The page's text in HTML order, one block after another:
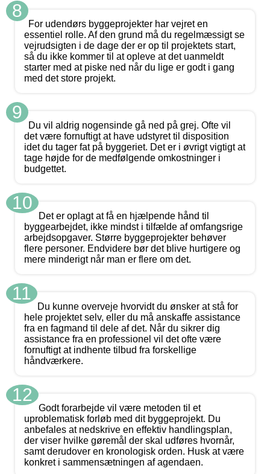
8
For udendørs byggeprojekter har vejret en
essentiel rolle. Af den grund må du regelmæssigt se
vejrudsigten i de dage der er op til projektets start,
så du ikke kommer til at opleve at det uanmeldt
starter med at piske ned når du lige er godt i gang
med det store projekt.
9
Du vil aldrig nogensinde gå ned på grej. Ofte vil
det være fornuftigt at have udstyret til disposition
idet du tager fat på byggeriet. Det er i øvrigt vigtigt at
tage højde for de medfølgende omkostninger i
budgettet.
10
Det er oplagt at få en hjælpende hånd til
byggearbejdet, ikke mindst i tilfælde af omfangsrige
arbejdsopgaver. Større byggeprojekter behøver
flere personer. Endvidere bør det blive hurtigere og
mere minderigt når man er flere om det.
11
Du kunne overveje hvorvidt du ønsker at stå for
hele projektet selv, eller du må anskaffe assistance
fra en fagmand til dele af det. Når du sikrer dig
assistance fra en professionel vil det ofte være
fornuftigt at indhente tilbud fra forskellige
håndværkere.
12
Godt forarbejde vil være metoden til et
uproblematisk forløb med dit byggeprojekt. Du
anbefales at nedskrive en effektiv handlingsplan,
der viser hvilke gøremål der skal udføres hvornår,
samt derudover en kronologisk orden. Husk at være
konkret i sammensætningen af agendaen.